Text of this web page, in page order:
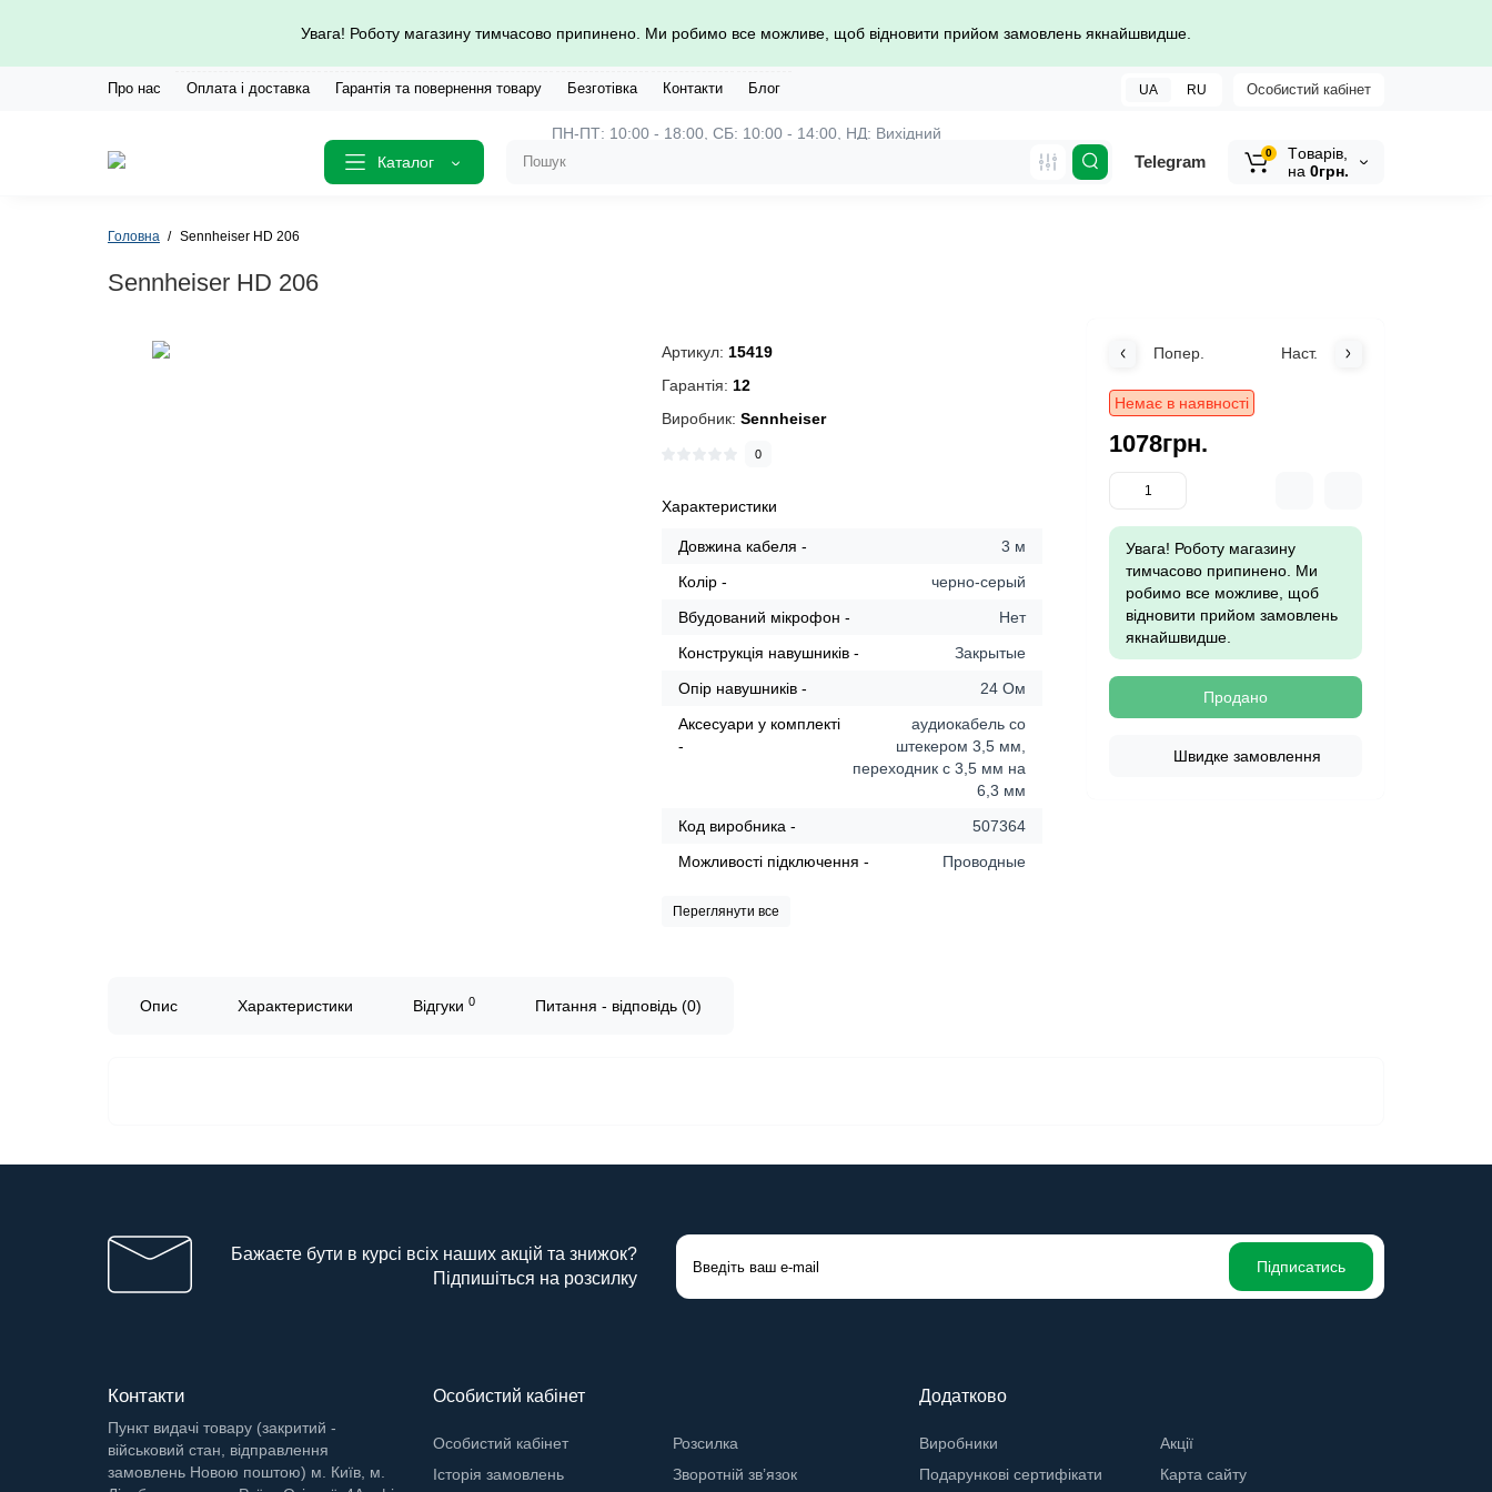
Увага! Роботу магазину тимчасово припинено. Ми робимо все можливе, щоб відновити прийом замовлень якнайшвидше.
Про нас Оплата і доставка Гарантія та повернення товару Безготівка Контакти Блог Особистий кабінет
UA RU
Каталог
ПН-ПТ: 10:00 - 18:00, СБ: 10:00 - 14:00, НД: Вихідний
Telegram 0
Tоварів,
на 0грн.
Головна Sennheiser HD 206
Sennheiser HD 206
Артикул: 15419
Гарантія: 12
Виробник:Sennheiser
0
Характеристики
Довжина кабеля -
3 м
Колір -
черно-серый
Вбудований мікрофон -
Нет
Конструкція навушників -
Закрытые
Опір навушників -
24 Ом
Аксесуари у комплекті
-
аудиокабель со
штекером 3,5 мм,
переходник с 3,5 мм на
6,3 мм
Код виробника -
507364
Можливості підключення -
Проводные
Переглянути все
Попер. Наст.
Немає в наявності
1078грн.
Увага! Роботу магазину
тимчасово припинено. Ми
робимо все можливе, щоб
відновити прийом замовлень
якнайшвидше.
Продано
Швидке замовлення
Опис Характеристики Відгуки 0 Питання - відповідь (0)
Бажаєте бути в курсі всіх наших акцій та знижок?
Підпишіться на розсилку
Підписатись
Контакти
Пункт видачі товару (закритий -
військовий стан, відправлення
замовлень Новою поштою) м. Київ, м.
Особистий кабінет
Особистий кабінет
Історія замовлень
Розсилка
Зворотній зв’язок
Додатково
Виробники
Подарункові сертифікати
Акції
Карта сайту